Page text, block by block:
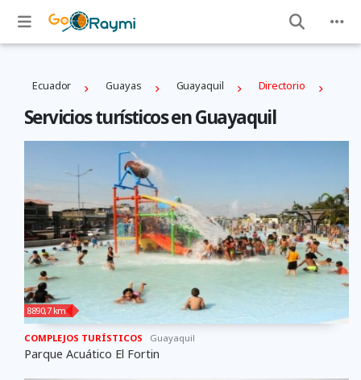
Ecuador Guayas Guayaquil Directorio
Servicios turísticos en Guayaquil
8890,7 km
COMPLEJOS TURÍSTICOS Guayaquil
Parque Acuático El Fortin